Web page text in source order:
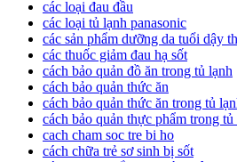
các loại đau đầu
các loại tủ lạnh panasonic
các sản phẩm dưỡng da tuổi dậy
các thuốc giảm đau hạ sốt
cách bảo quản đồ ăn trong tủ lạnh
cách bảo quản thức ăn
cách bảo quản thức ăn trong tủ
cách bảo quản thực phẩm trong tủ
cach cham soc tre bi ho
cách chữa trẻ sơ sinh bị sốt